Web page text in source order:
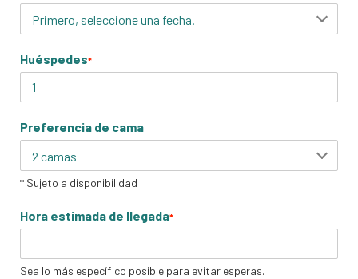
Huéspedes*
Preferencia de cama
* Sujeto a disponibilidad
Hora estimada de llegada*
Sea lo más específico posible para evitar esperas.